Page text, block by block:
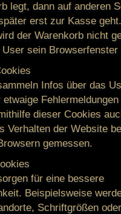
legt, dann auf anderen
erst zur Kasse
der Warenkorb nicht
sein
Infos über das
dieser Cookies
Verhalten der Website
gemessen.
für eine bessere
Beispielsweise
Schriftgrößen oder